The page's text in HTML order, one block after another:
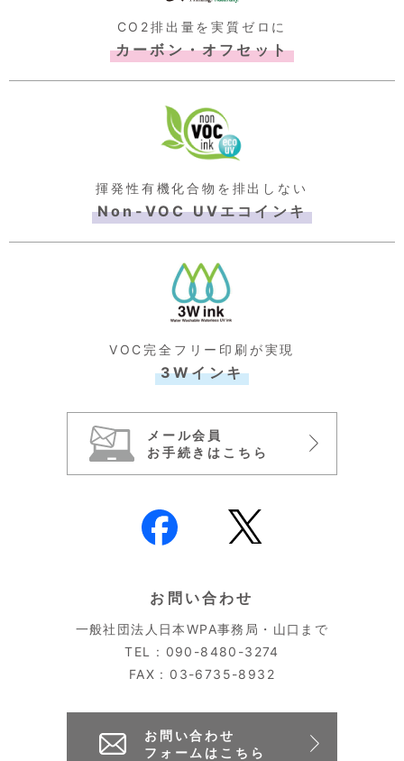
CO2排出量を実質ゼロに
カーボン・オフセット
揮発性有機化合物を排出しない
Non-VOC UVエコインキ
VOC完全フリー印刷が実現
3Wインキ
メール会員
お手続きはこちら
お問い合わせ
一般社団法人日本WPA事務局・山口まで
TEL : 090-8480-3274
FAX : 03-6735-8932
お問い合わせ
フォームはこちら